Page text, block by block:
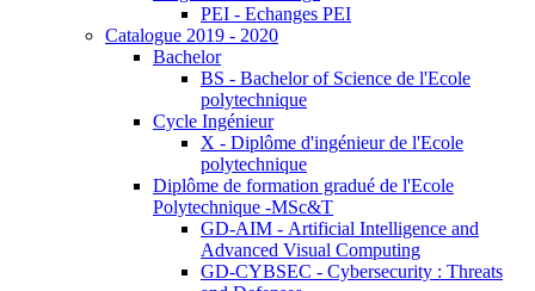
PEI - Echanges PEI
Catalogue 2019 - 2020
Bachelor
BS - Bachelor of Science de l'Ecole
polytechnique
Cycle Ingénieur
X - Diplôme d'ingénieur de l'Ecole
polytechnique
Diplôme de formation gradué de l'Ecole
Polytechnique -MSc&T
GD-AIM - Artificial Intelligence and
Advanced Visual Computing
GD-CYBSEC - Cybersecurity : Threats